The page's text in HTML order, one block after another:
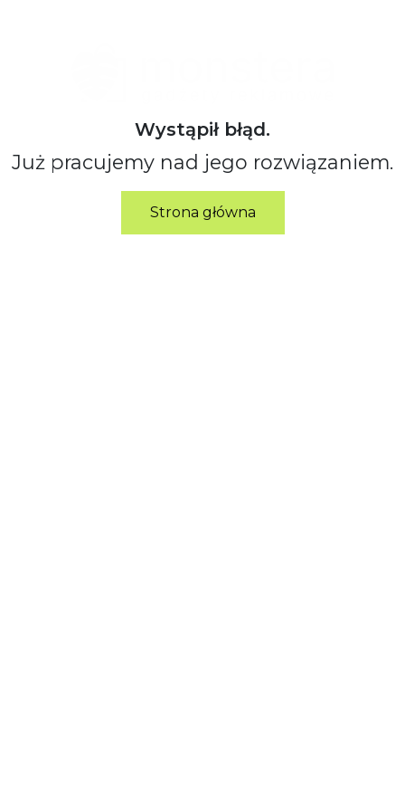
Wystąpił błąd.
Już pracujemy nad jego rozwiązaniem.
Strona główna